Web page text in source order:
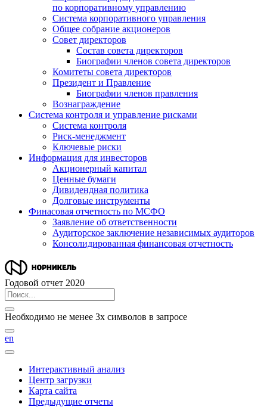
по корпоративному управлению
Система корпоративного управления
Общее собрание акционеров
Совет директоров
Состав совета директоров
Биографии членов совета директоров
Комитеты совета директоров
Президент и Правление
Биографии членов правления
Вознаграждение
Система контроля и управление рисками
Система контроля
Риск-менеджмент
Ключевые риски
Информация для инвесторов
Акционерный капитал
Ценные бумаги
Дивидендная политика
Долговые инструменты
Финасовая отчетность по МСФО
Заявление об ответственности
Аудиторское заключение независимых аудиторов
Консолидированная финансовая отчетность
Годовой отчет 2020
Необходимо не менее 3х символов в запросе
en
Интерактивный анализ
Центр загрузки
Карта сайта
Предыдущие отчеты